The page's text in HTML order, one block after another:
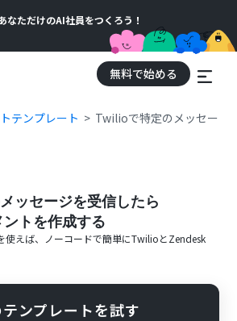
なただけのAI社員をつくろう！
無料で始める
テンプレート Twilioで特定のメッセージ
ッセージを受信したら
トを作成する
使えば、ノーコードで簡単にTwilioとZendesk
テンプレートを試す